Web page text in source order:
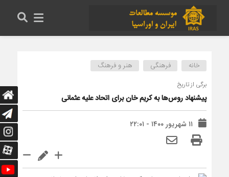
خانه فرهنگی هنر و فرهنگ
برگی از تاریخ
پیشنهاد روس‌ها به کریم خان برای اتحاد علیه عثمانی
۱۱ شهریور ۱۴۰۰ - ۲۲:۰۱